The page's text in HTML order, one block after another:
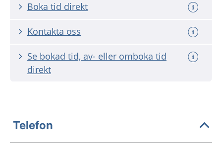
Boka tid direkt
Kontakta oss
Se bokad tid, av- eller omboka tid
direkt
Telefon